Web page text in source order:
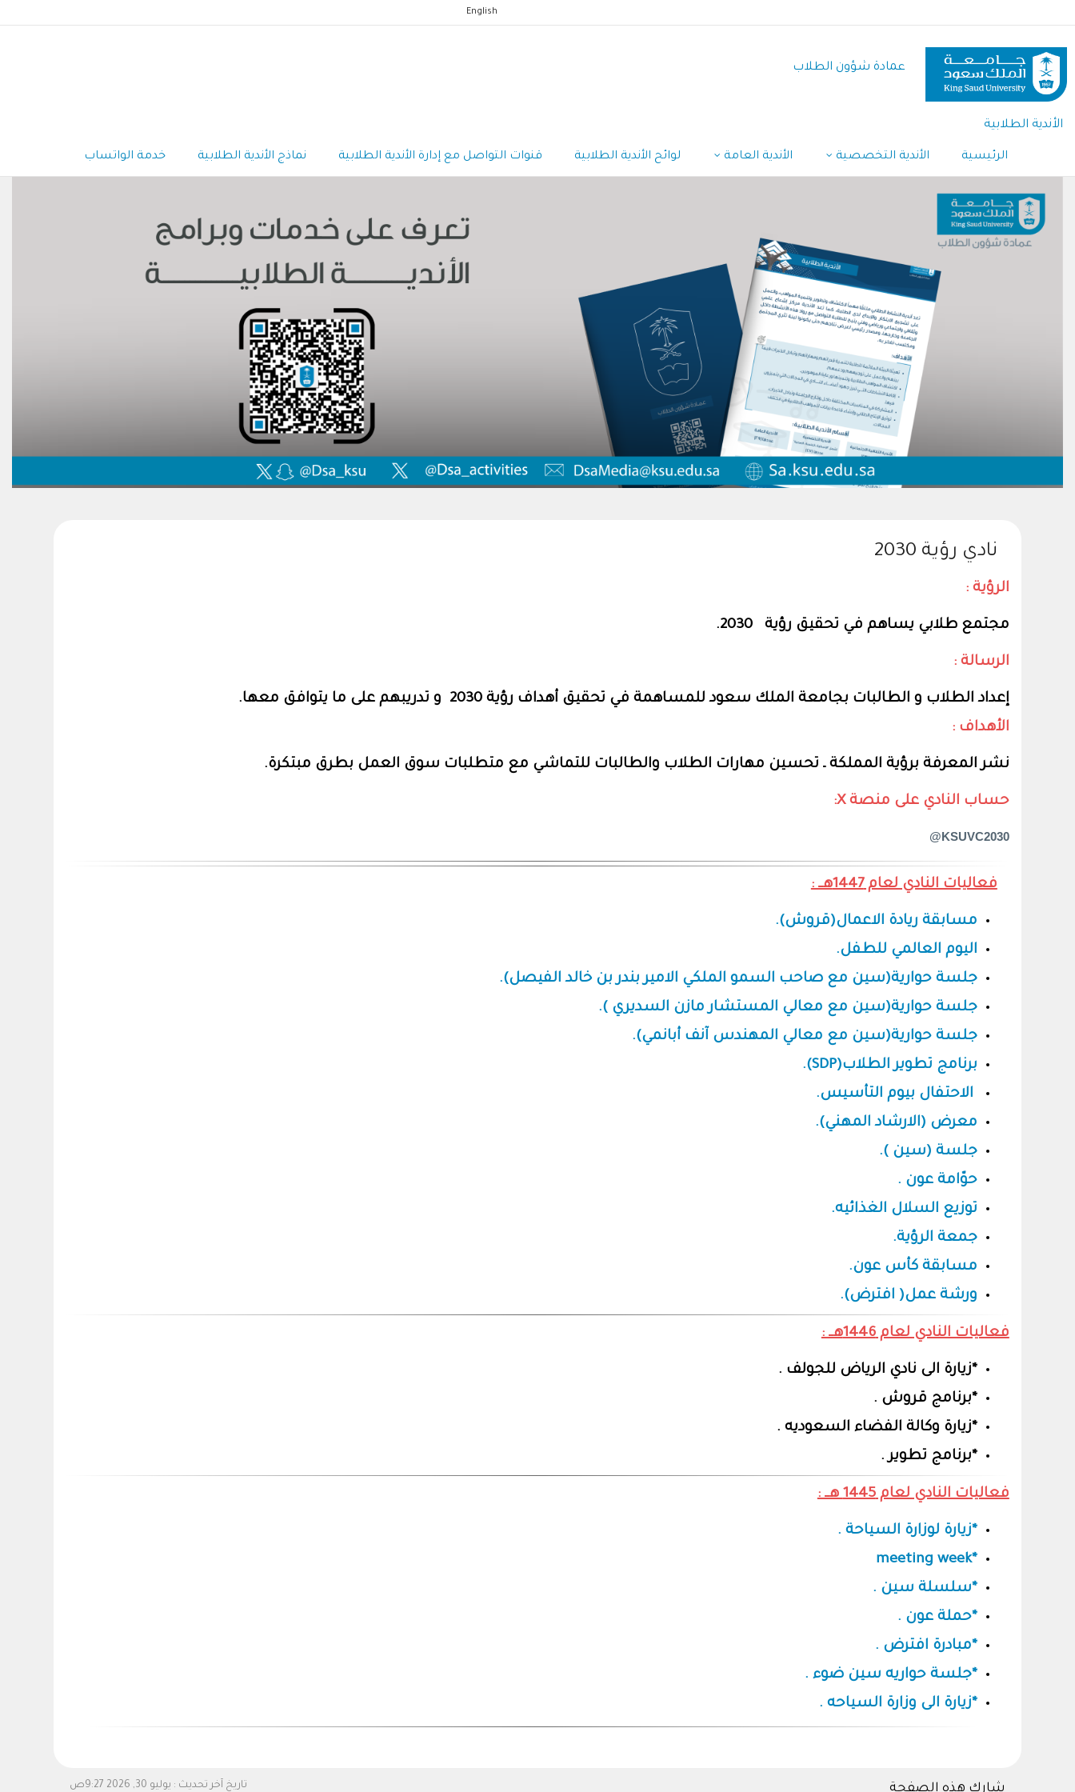
المحتوى
الرئيسي
English
عمادة شؤون الطلاب
الأندية الطلابية
الرئيسية الأندية التخصصية الأندية العامة لوائح الأندية الطلابية قنوات التواصل مع إدارة الأندية الطلابية نماذج الأندية الطلابية خدمة الواتساب
نادي رؤية 2030
الرؤية :
مجتمع طلابي يساهم في تحقيق رؤية 2030.
الرسالة :
إعداد الطلاب و الطالبات بجامعة الملك سعود للمساهمة في تحقيق أهداف رؤية 2030 و تدريبهم على ما يتوافق معها.
الأهداف :
نشر المعرفة برؤية المملكة ـ تحسين مهارات الطلاب والطالبات للتماشي مع متطلبات سوق العمل بطرق مبتكرة.
حساب النادي على منصة X:
KSUVC2030@
فعاليات النادي لعام 1447هــ :
مسابقة ريادة الاعمال(قروش).
اليوم العالمي للطفل.
جلسة حوارية(سين مع صاحب السمو الملكي الامير بندر بن خالد الفيصل).
جلسة حوارية(سين مع معالي المستشار مازن السديري ).
جلسة حوارية(سين مع معالي المهندس آنف أبانمي).
برنامج تطوير الطلاب(SDP).
الاحتفال بيوم التأسيس.
معرض (الارشاد المهني).
جلسة (سين ).
حوّامة عون .
توزيع السلال الغذائيه.
جمعة الرؤية.
مسابقة كأس عون.
ورشة عمل( افترض).
فعاليات النادي لعام 1446هــ :
*زيارة الى نادي الرياض للجولف .
*برنامج قروش .
*زيارة وكالة الفضاء السعوديه .
*برنامج تطوير .
فعاليات النادي لعام 1445 هــ :
*زيارة لوزارة السياحة .
*meeting week
*سلسلة سين .
*حملة عون .
*مبادرة افترض .
*جلسة حواريه سين ضوء .
*زيارة الى وزارة السياحه .
تاريخ آخر تحديث : يوليو 30, 2026 9:27ص شارك هذه الصفحة